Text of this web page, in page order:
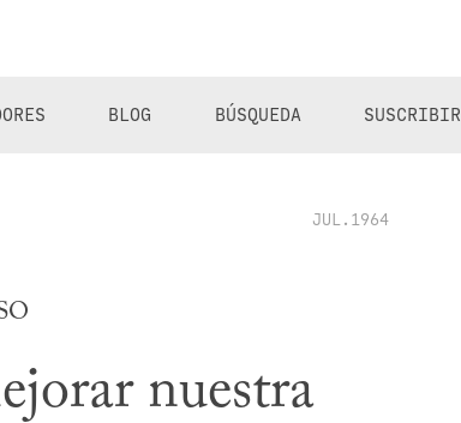
BLOG BÚSQUEDA
JUL.1964
nuestra